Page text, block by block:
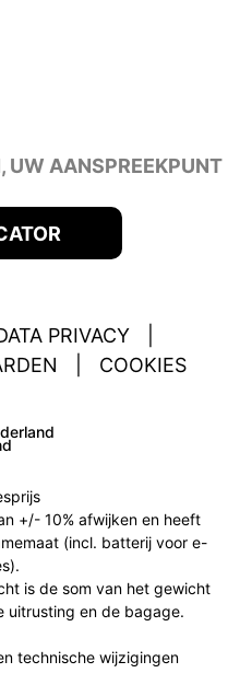
UW AANSPREEKPUNT
PRIVACY
COOKIES
+/- 10% afwijken en heeft
(incl. batterij voor e-
is de som van het gewicht
uitrusting en de bagage.
technische wijzigingen